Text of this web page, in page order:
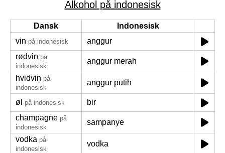
Alkohol på indonesisk
Dansk
Indonesisk
vin på indonesisk
anggur
rødvin på
indonesisk
anggur merah
hvidvin på
indonesisk
anggur putih
øl på indonesisk
bir
champagne på
indonesisk
sampanye
vodka på
indonesisk
vodka